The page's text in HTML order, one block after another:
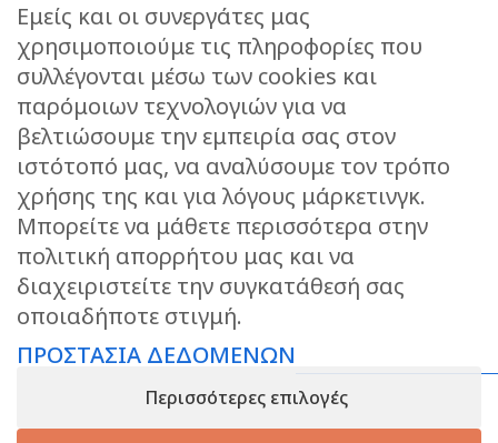
ΕΠΙΚΟΙΝΩΝΙΑ
STORIES
ΕΠΙΣΤΡΟΦΕΣ
ΤΡΟΠΟΙ ΑΠΟΣΤΟΛΗΣ
ΤΡΟΠΟΙ ΠΛΗΡΩΜΗΣ
ΠΡΟΣΤΑΣΙΑ ΔΕΔΟΜΕΝΩΝ
ΟΡΟΙ ΧΡΗΣΗΣ
ΑΝΑΖΗΤΗΣΗ ΠΑΡΑΓΓΕΛΙΑΣ
KEEP IN TOUCH
Εμείς και οι συνεργάτες μας
χρησιμοποιούμε τις πληροφορίες που
συλλέγονται μέσω των cookies και
παρόμοιων τεχνολογιών για να
βελτιώσουμε την εμπειρία σας στον
ιστότοπό μας, να αναλύσουμε τον τρόπο
χρήσης της και για λόγους μάρκετινγκ.
Μπορείτε να μάθετε περισσότερα στην
πολιτική απορρήτου μας και να
διαχειριστείτε την συγκατάθεσή σας
οποιαδήποτε στιγμή.
ΠΡΟΣΤΑΣΙΑ ΔΕΔΟΜΕΝΩΝ
Περισσότερες επιλογές